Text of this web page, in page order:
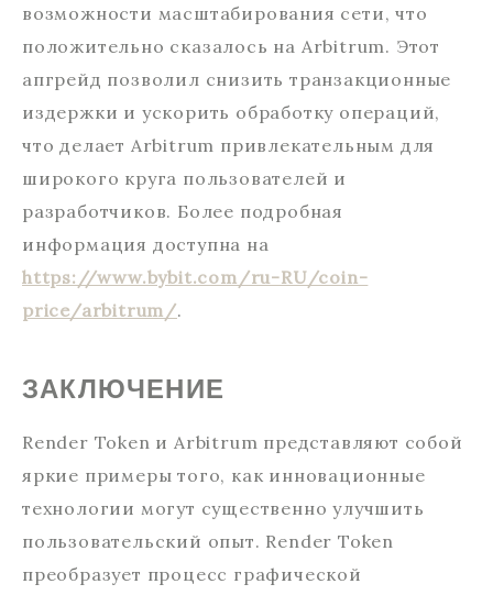
возможности масштабирования сети, что
положительно сказалось на Arbitrum. Этот
апгрейд позволил снизить транзакционные
издержки и ускорить обработку операций,
что делает Arbitrum привлекательным для
широкого круга пользователей и
разработчиков. Более подробная
информация доступна на
https://www.bybit.com/ru-RU/coin-
price/arbitrum/.
ЗАКЛЮЧЕНИЕ
Render Token и Arbitrum представляют собой
яркие примеры того, как инновационные
технологии могут существенно улучшить
пользовательский опыт. Render Token
преобразует процесс графической